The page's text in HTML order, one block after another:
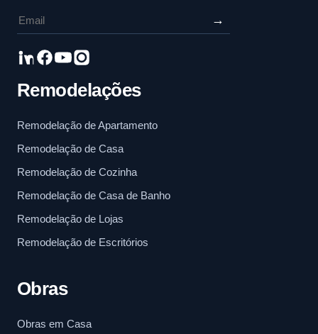
→
Remodelações
Remodelação de Apartamento
Remodelação de Casa
Remodelação de Cozinha
Remodelação de Casa de Banho
Remodelação de Lojas
Remodelação de Escritórios
Obras
Obras em Casa